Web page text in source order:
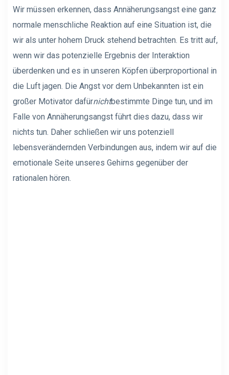
Wir müssen erkennen, dass Annäherungsangst eine ganz
normale menschliche Reaktion auf eine Situation ist, die
wir als unter hohem Druck stehend betrachten. Es tritt auf,
wenn wir das potenzielle Ergebnis der Interaktion
überdenken und es in unseren Köpfen überproportional in
die Luft jagen. Die Angst vor dem Unbekannten ist ein
großer Motivator dafürnichtbestimmte Dinge tun, und im
Falle von Annäherungsangst führt dies dazu, dass wir
nichts tun. Daher schließen wir uns potenziell
lebensverändernden Verbindungen aus, indem wir auf die
emotionale Seite unseres Gehirns gegenüber der
rationalen hören.